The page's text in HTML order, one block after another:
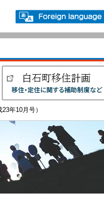
年10月号）